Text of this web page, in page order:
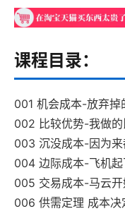
课程目录：
001 机会成本-放弃
002 比较优势-我做
003 沉没成本-因为
004 边际成本-飞机
005 交易成本-马云
006 供需定理 成本